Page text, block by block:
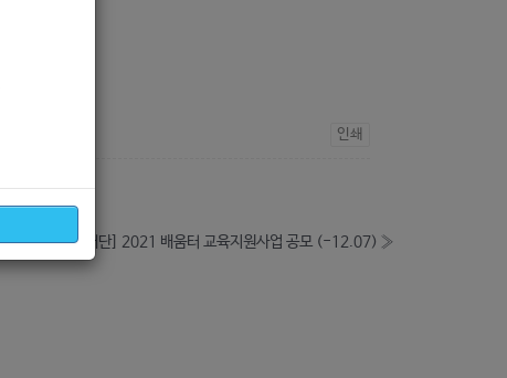
인쇄
[삼성꿈장학재단] 2021 배움터 교육지원사업 공모 (-12.07) »